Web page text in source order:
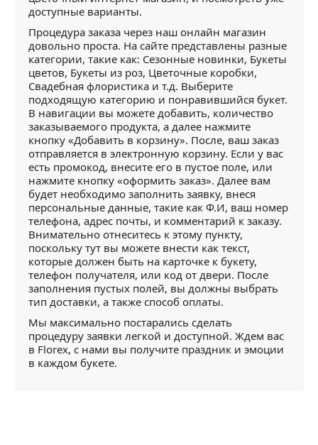
доступные варианты.
Процедура заказа через наш онлайн магазин
довольно проста. На сайте представлены разные
категории, такие как: Сезонные новинки, Букеты
цветов, Букеты из роз, Цветочные коробки,
Свадебная флористика и т.д. Выберите
подходящую категорию и понравившийся букет.
В навигации вы можете добавить, количество
заказываемого продукта, а далее нажмите
кнопку «Добавить в корзину». После, ваш заказ
отправляется в электронную корзину. Если у вас
есть промокод, внесите его в пустое поле, или
нажмите кнопку «оформить заказ». Далее вам
будет необходимо заполнить заявку, внеся
персональные данные, такие как Ф.И, ваш номер
телефона, адрес почты, и комментарий к заказу.
Внимательно отнеситесь к этому пункту,
поскольку тут вы можете внести как текст,
которые должен быть на карточке к букету,
телефон получателя, или код от двери. После
заполнения пустых полей, вы должны выбрать
тип доставки, а также способ оплаты.
Мы максимально постарались сделать
процедуру заявки легкой и доступной. Ждем вас
в Florex, с нами вы получите праздник и эмоции
в каждом букете.